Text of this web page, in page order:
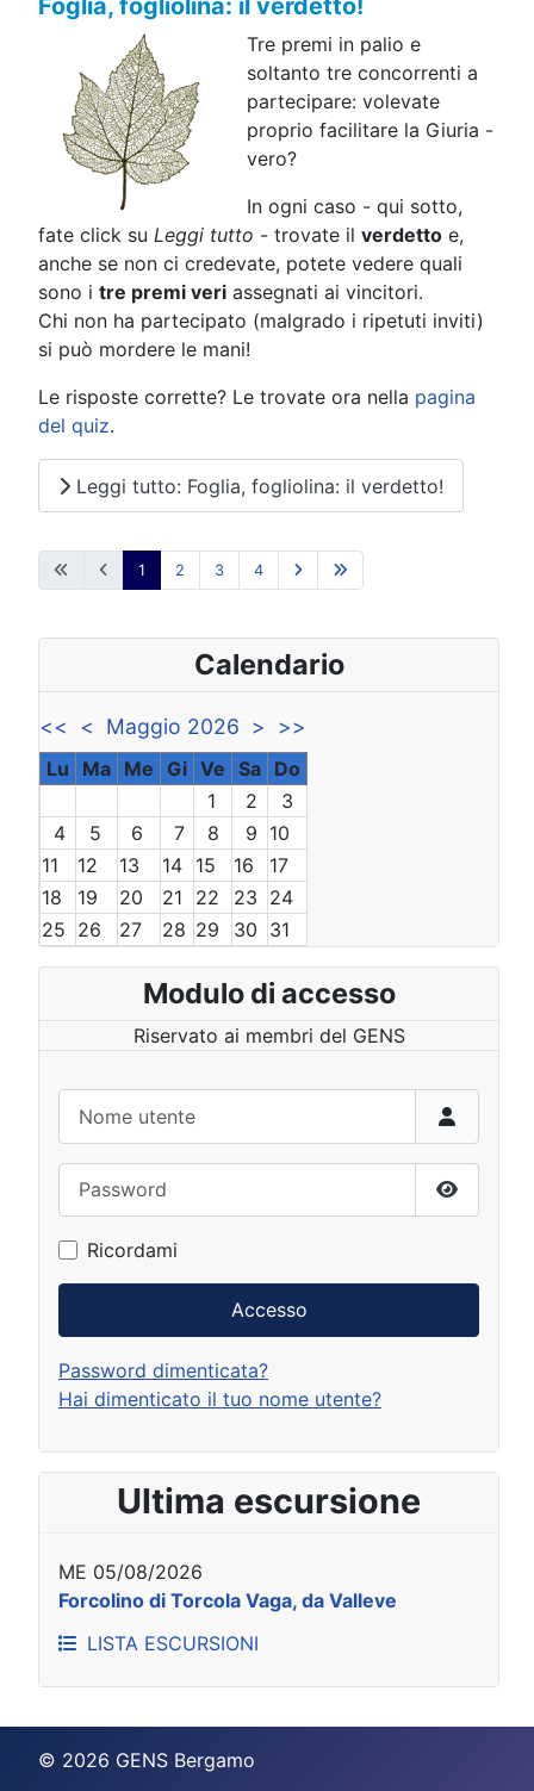
Foglia, fogliolina: il verdetto!
Tre premi in palio e
soltanto tre concorrenti a
partecipare: volevate
proprio facilitare la Giuria -
vero?
In ogni caso - qui sotto,
fate click su Leggi tutto - trovate il verdetto e,
anche se non ci credevate, potete vedere quali
sono i tre premi veri assegnati ai vincitori.
Chi non ha partecipato (malgrado i ripetuti inviti)
si può mordere le mani!
Le risposte corrette? Le trovate ora nella pagina
del quiz.
Leggi tutto: Foglia, fogliolina: il verdetto!
1 2 3 4
Calendario
<< < Maggio 2026 > >>
Lu Ma Me Gi Ve Sa Do
1
2
3
4
5 6 7 8 9 10
11
12 13 14 15 16
17
18
19 20 21 22 23 24
25 26 27 28 29 30 31
Modulo di accesso
Riservato ai membri del GENS
Mostra
Ricordami
Accesso
Password dimenticata?
Hai dimenticato il tuo nome utente?
Ultima escursione
ME 05/08/2026
Forcolino di Torcola Vaga, da Valleve
LISTA ESCURSIONI
© 2026 GENS Bergamo